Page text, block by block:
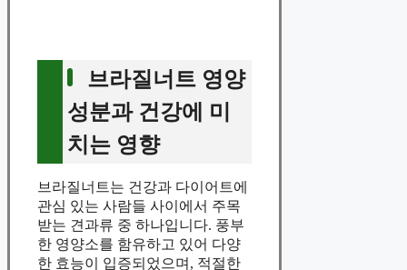
브라질너트 영양
성분과 건강에 미
치는 영향
브라질너트는 건강과 다이어트에
관심 있는 사람들 사이에서 주목
받는 견과류 중 하나입니다. 풍부
한 영양소를 함유하고 있어 다양
한 효능이 입증되었으며, 적절한